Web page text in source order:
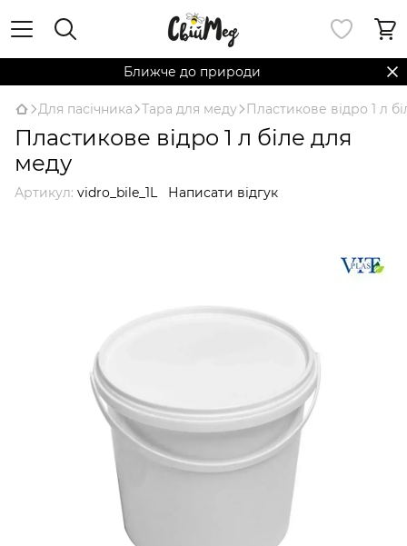
Ближче до природи
Для пасічника Тара для меду Пластикове відро 1 л
Пластикове відро 1 л біле для
меду
Артикул: vidro_bile_1L Написати відгук